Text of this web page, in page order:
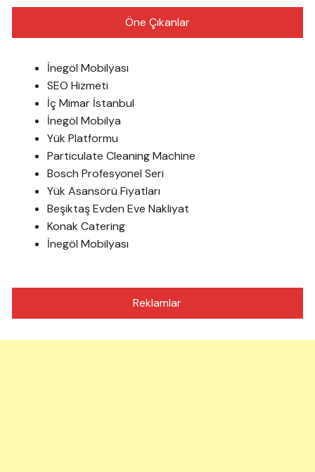
Öne Çıkanlar
İnegöl Mobilyası
SEO Hizmeti
İç Mimar İstanbul
İnegöl Mobilya
Yük Platformu
Particulate Cleaning Machine
Bosch Profesyonel Seri
Yük Asansörü Fiyatları
Beşiktaş Evden Eve Nakliyat
Konak Catering
İnegöl Mobilyası
Reklamlar